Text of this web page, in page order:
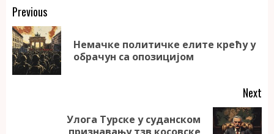
Continue
Reading
Previous
Немачке политичке елите крећу у
обрачун са опозицијом
Next
Улога Турске у суданском